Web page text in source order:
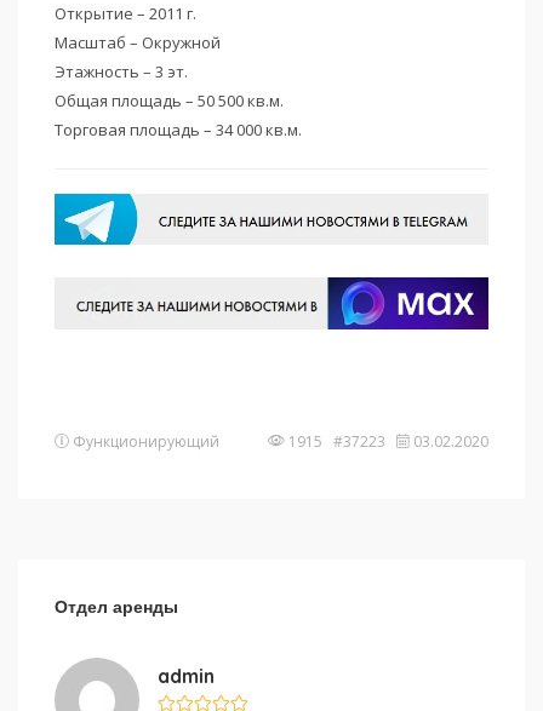
Открытие – 2011 г.
Масштаб – Окружной
Этажность – 3 эт.
Общая площадь – 50 500 кв.м.
Торговая площадь – 34 000 кв.м.
Функционирующий 1915 #37223 03.02.2020
Отдел аренды
admin